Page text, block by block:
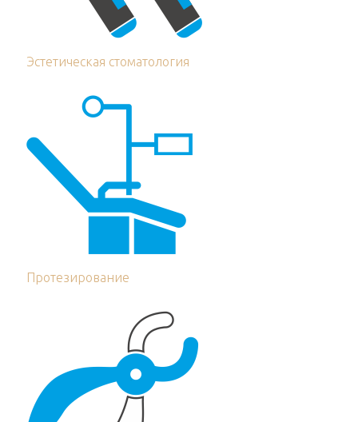
Эстетическая стоматология
Протезирование